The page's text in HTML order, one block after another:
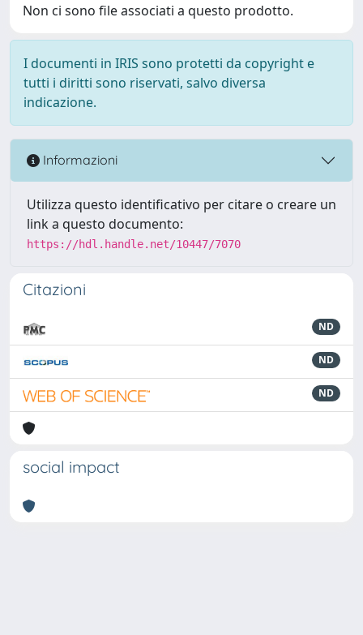
Non ci sono file associati a questo prodotto.
I documenti in IRIS sono protetti da copyright e
tutti i diritti sono riservati, salvo diversa
indicazione.
Informazioni
Utilizza questo identificativo per citare o creare un
link a questo documento:
https://hdl.handle.net/10447/7070
Citazioni
ND
ND
ND
social impact